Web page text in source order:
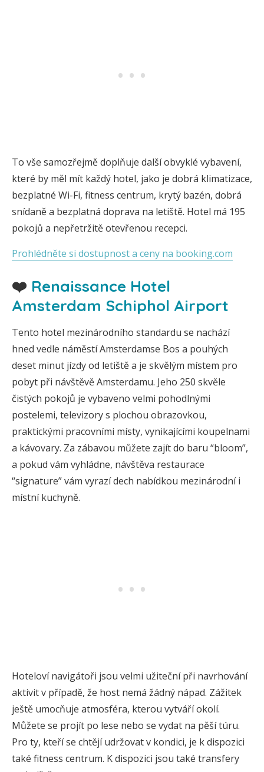
To vše samozřejmě doplňuje další obvyklé vybavení,
které by měl mít každý hotel, jako je dobrá klimatizace,
bezplatné Wi-Fi, fitness centrum, krytý bazén, dobrá
snídaně a bezplatná doprava na letiště. Hotel má 195
pokojů a nepřetržitě otevřenou recepci.
Prohlédněte si dostupnost a ceny na booking.com
❤️ Renaissance Hotel
Amsterdam Schiphol Airport
Tento hotel mezinárodního standardu se nachází
hned vedle náměstí Amsterdamse Bos a pouhých
deset minut jízdy od letiště a je skvělým místem pro
pobyt při návštěvě Amsterdamu. Jeho 250 skvěle
čistých pokojů je vybaveno velmi pohodlnými
postelemi, televizory s plochou obrazovkou,
praktickými pracovními místy, vynikajícími koupelnami
a kávovary. Za zábavou můžete zajít do baru “bloom”,
a pokud vám vyhládne, návštěva restaurace
“signature” vám vyrazí dech nabídkou mezinárodní i
místní kuchyně.
Hoteloví navigátoři jsou velmi užiteční při navrhování
aktivit v případě, že host nemá žádný nápad. Zážitek
ještě umocňuje atmosféra, kterou vytváří okolí.
Můžete se projít po lese nebo se vydat na pěší túru.
Pro ty, kteří se chtějí udržovat v kondici, je k dispozici
také fitness centrum. K dispozici jsou také transfery